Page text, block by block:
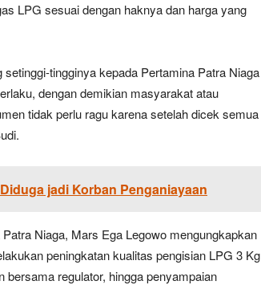
LPG sesuai dengan haknya dan harga yang
tingginya kepada Pertamina Patra Niaga
dengan demikian masyarakat atau
tidak perlu ragu karena setelah dicek semua
jadi Korban Penganiayaan
Niaga, Mars Ega Legowo mengungkapkan
peningkatan kualitas pengisian LPG 3 Kg
regulator, hingga penyampaian